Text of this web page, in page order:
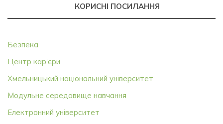
КОРИСНІ ПОСИЛАННЯ
Безпека
Центр кар’єри
Хмельницький національний університет
Модульне середовище навчання
Електронний університет